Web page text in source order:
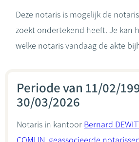
Over de notaris
Deze notaris is mogelijk de
zoekt ondertekend heeft. Je kan
welke notaris vandaag de akte
Periode van 11/02/
30/03/2026
Notaris in kantoor Bernard